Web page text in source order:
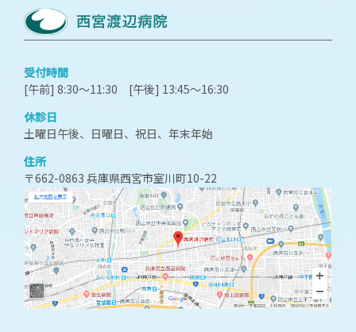
受付時間
[午前] 8:30～11:30 [午後] 13:45～16:30
休診日
土曜日午後、日曜日、祝日、年末年始
住所
〒662-0863 兵庫県西宮市室川町10-22